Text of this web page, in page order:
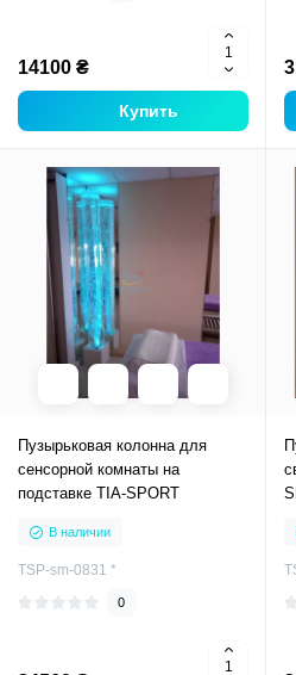
14100 ₴
Купить
Пузырьковая колонна для
сенсорной комнаты на
подставке TIA-SPORT
В наличии
TSP-sm-0831 *
0